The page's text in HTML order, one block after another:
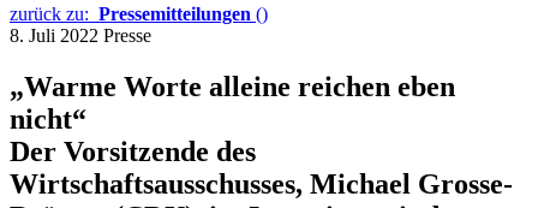
zurück zu: Pressemitteilungen ()
8. Juli 2022 Presse
„Warme Worte alleine reichen eben
nicht“
Der Vorsitzende des
Wirtschaftsausschusses, Michael Grosse-